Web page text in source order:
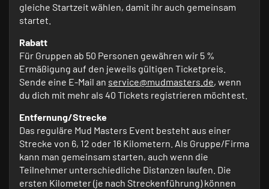
gleiche Startzeit wählen, damit ihr auch gemeinsam
startet.
Rabatt
Für Gruppen ab 50 Personen gewähren wir 5 %
Ermäßigung auf den jeweils gültigen Ticketpreis.
Sende eine E-Mail an service@mudmasters.de, wenn
du dich mit mehr als 40 Tickets registrieren möchtest.
Entfernung/Strecke
Das reguläre Mud Masters Event besteht aus einer
Strecke von 6, 12 oder 16 Kilometern. Als Gruppe/Firma
kann man gemeinsam starten, auch wenn die
Teilnehmer unterschiedliche Distanzen laufen. Die
ersten Kilometer (je nach Streckenführung) können